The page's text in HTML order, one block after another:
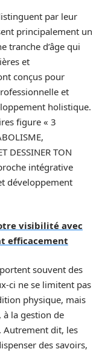
par leur
principalement un
tranche d’âge qui
et
conçus pour
et
holistique.
figure « 3
DESSINER TON
intégrative
développement
visibilité avec
efficacement
souvent des
ci ne se limitent pas
physique, mais
à la gestion de
Autrement dit, les
des savoirs,